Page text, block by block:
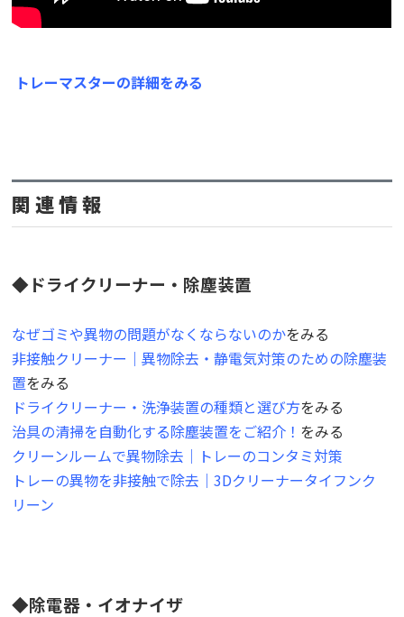
トレーマスターの詳細をみる
関 連 情 報
◆ドライクリーナー・除塵装置
なぜゴミや異物の問題がなくならないのかをみる
非接触クリーナー｜異物除去・静電気対策のための除塵装
置をみる
ドライクリーナー・洗浄装置の種類と選び方をみる
治具の清掃を自動化する除塵装置をご紹介！ をみる
クリーンルームで異物除去｜トレーのコンタミ対策
トレーの異物を非接触で除去｜3Dクリーナータイフンク
リーン
◆除電器・イオナイザ